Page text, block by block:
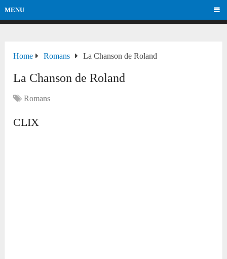
MENU
Home Romans La Chanson de Roland
La Chanson de Roland
Romans
CLIX